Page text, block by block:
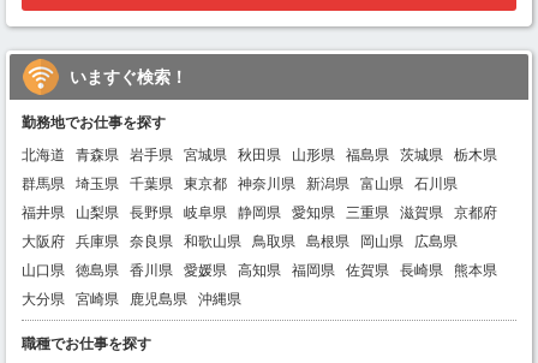
いますぐ検索！
勤務地でお仕事を探す
北海道
青森県 岩手県 宮城県 秋田県 山形県 福島県 茨城県
栃木県
群馬県
埼玉県 千葉県 東京都 神奈川県 新潟県 富山県
石川県
福井県
山梨県 長野県 岐阜県 静岡県 愛知県 三重県 滋賀県
京都府
大阪府
兵庫県 奈良県 和歌山県 鳥取県 島根県 岡山県
広島県
山口県
徳島県 香川県 愛媛県 高知県 福岡県 佐賀県 長崎県
熊本県
大分県
宮崎県 鹿児島県 沖縄県
職種でお仕事を探す